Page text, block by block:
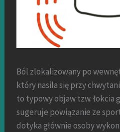
Ból zlokalizowany po
który nasila się przy
to typowy objaw tzw. łokcia
sugeruje powiązanie ze
dotyka głównie osoby